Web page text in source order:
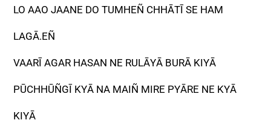
LO AAO JAANE DO TUMHEÑ CHHĀTĪ SE HAM
LAGĀ.EÑ
VAARĪ AGAR HASAN NE RULĀYĀ BURĀ KIYĀ
PŪCHHŪÑGĪ KYĀ NA MAIÑ MIRE PYĀRE NE KYĀ
KIYĀ